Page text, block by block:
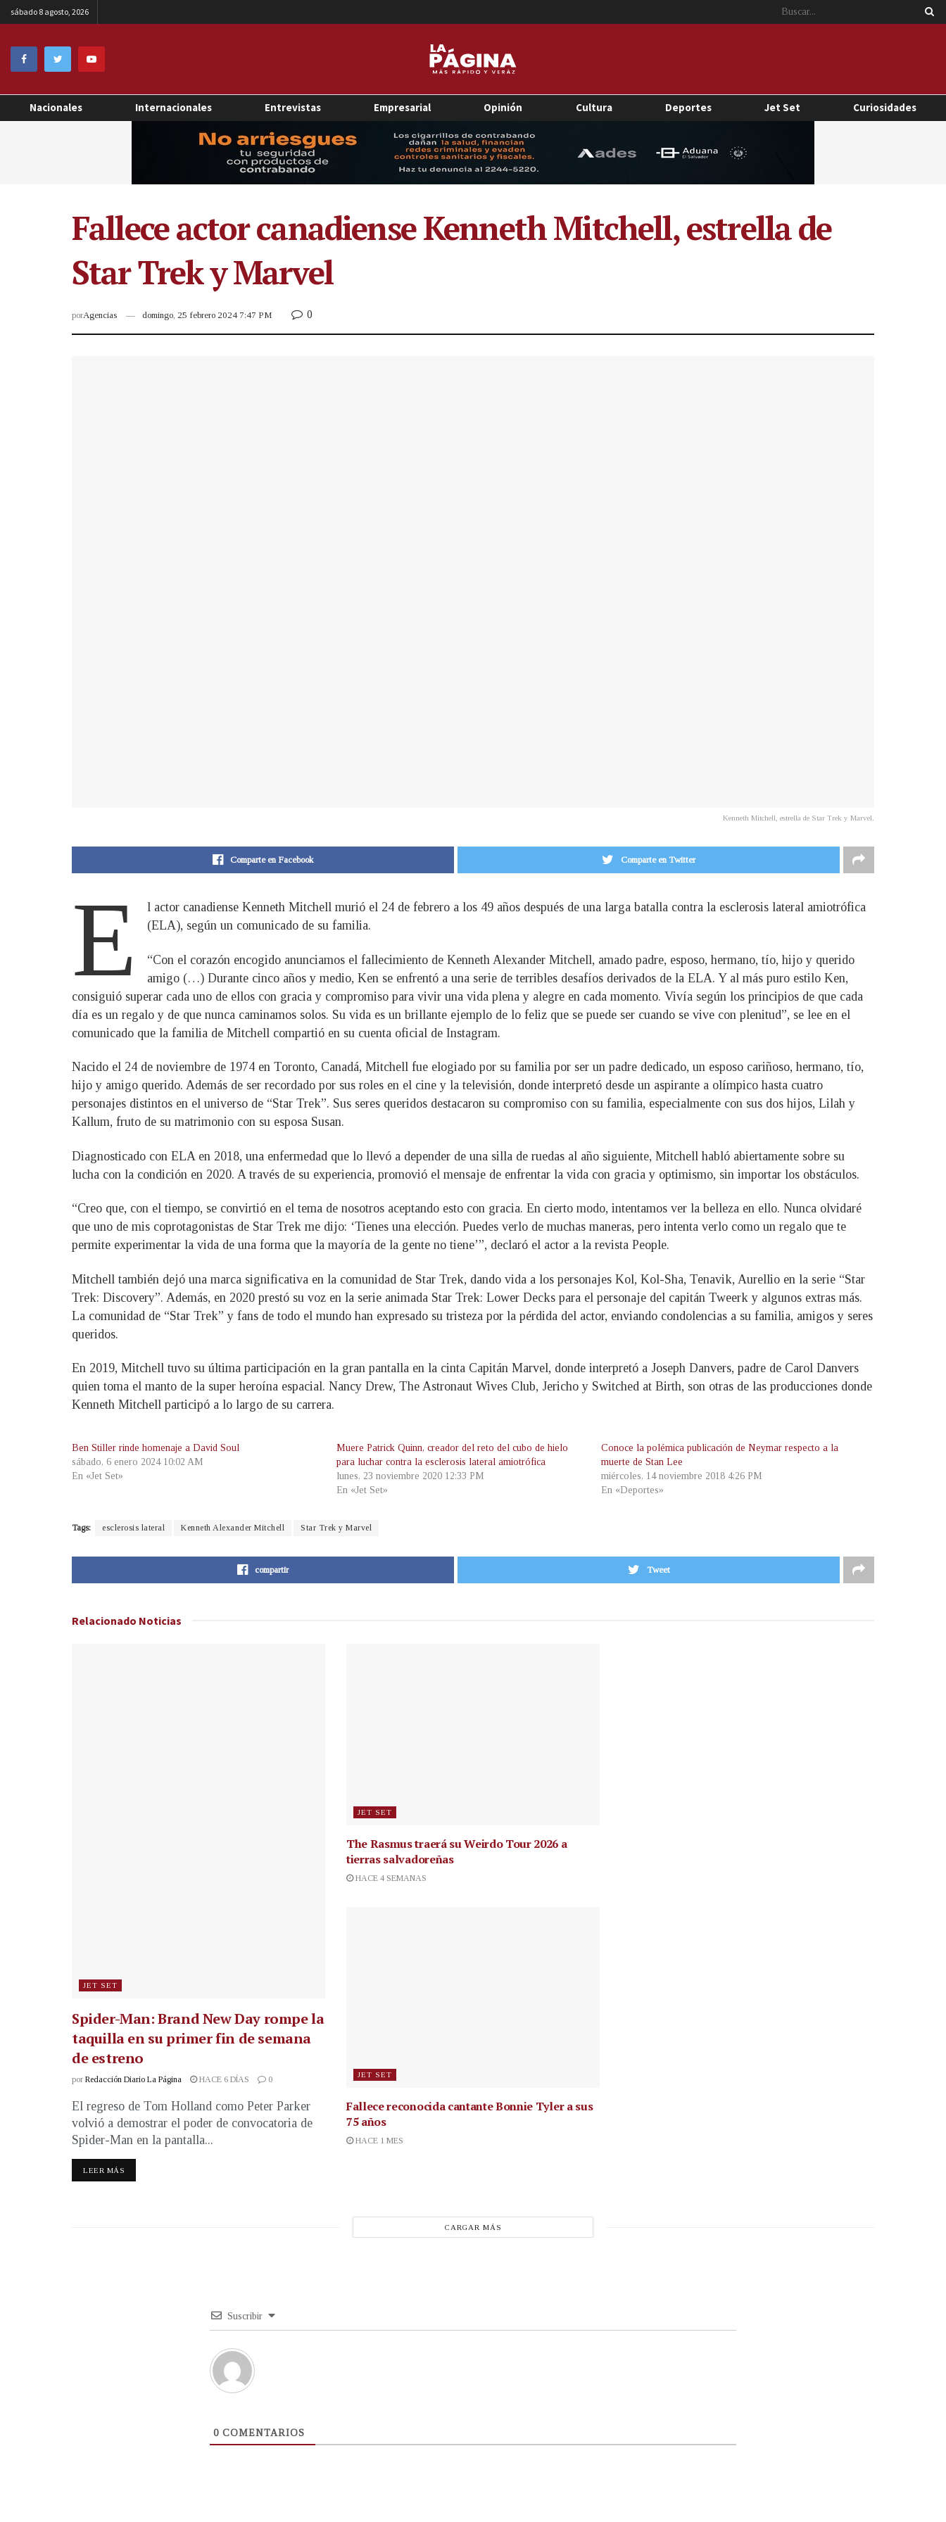
sábado 8 agosto, 2026
Nacionales Internacionales Entrevistas Empresarial Opinión Cultura Deportes Jet Set Curiosidades
Fallece actor canadiense Kenneth Mitchell, estrella de
Star Trek y Marvel
porAgencias domingo, 25 febrero 2024 7:47 PM 0
Kenneth Mitchell, estrella de Star Trek y Marvel.
Comparte en Facebook Comparte en Twitter
E
l actor canadiense Kenneth Mitchell murió el 24 de febrero a los 49 años después de una larga batalla contra la esclerosis lateral amiotrófica
(ELA), según un comunicado de su familia.
“Con el corazón encogido anunciamos el fallecimiento de Kenneth Alexander Mitchell, amado padre, esposo, hermano, tío, hijo y querido
amigo (…) Durante cinco años y medio, Ken se enfrentó a una serie de terribles desafíos derivados de la ELA. Y al más puro estilo Ken,
consiguió superar cada uno de ellos con gracia y compromiso para vivir una vida plena y alegre en cada momento. Vivía según los principios de que cada
día es un regalo y de que nunca caminamos solos. Su vida es un brillante ejemplo de lo feliz que se puede ser cuando se vive con plenitud”, se lee en el
comunicado que la familia de Mitchell compartió en su cuenta oficial de Instagram.
Nacido el 24 de noviembre de 1974 en Toronto, Canadá, Mitchell fue elogiado por su familia por ser un padre dedicado, un esposo cariñoso, hermano, tío,
hijo y amigo querido. Además de ser recordado por sus roles en el cine y la televisión, donde interpretó desde un aspirante a olímpico hasta cuatro
personajes distintos en el universo de “Star Trek”. Sus seres queridos destacaron su compromiso con su familia, especialmente con sus dos hijos, Lilah y
Kallum, fruto de su matrimonio con su esposa Susan.
Diagnosticado con ELA en 2018, una enfermedad que lo llevó a depender de una silla de ruedas al año siguiente, Mitchell habló abiertamente sobre su
lucha con la condición en 2020. A través de su experiencia, promovió el mensaje de enfrentar la vida con gracia y optimismo, sin importar los obstáculos.
“Creo que, con el tiempo, se convirtió en el tema de nosotros aceptando esto con gracia. En cierto modo, intentamos ver la belleza en ello. Nunca olvidaré
que uno de mis coprotagonistas de Star Trek me dijo: ‘Tienes una elección. Puedes verlo de muchas maneras, pero intenta verlo como un regalo que te
permite experimentar la vida de una forma que la mayoría de la gente no tiene’”, declaró el actor a la revista People.
Mitchell también dejó una marca significativa en la comunidad de Star Trek, dando vida a los personajes Kol, Kol-Sha, Tenavik, Aurellio en la serie “Star
Trek: Discovery”. Además, en 2020 prestó su voz en la serie animada Star Trek: Lower Decks para el personaje del capitán Tweerk y algunos extras más.
La comunidad de “Star Trek” y fans de todo el mundo han expresado su tristeza por la pérdida del actor, enviando condolencias a su familia, amigos y seres
queridos.
En 2019, Mitchell tuvo su última participación en la gran pantalla en la cinta Capitán Marvel, donde interpretó a Joseph Danvers, padre de Carol Danvers
quien toma el manto de la super heroína espacial. Nancy Drew, The Astronaut Wives Club, Jericho y Switched at Birth, son otras de las producciones donde
Kenneth Mitchell participó a lo largo de su carrera.
Ben Stiller rinde homenaje a David Soul
sábado, 6 enero 2024 10:02 AM
En «Jet Set»
Muere Patrick Quinn, creador del reto del cubo de hielo
para luchar contra la esclerosis lateral amiotrófica
lunes, 23 noviembre 2020 12:33 PM
En «Jet Set»
Conoce la polémica publicación de Neymar respecto a la
muerte de Stan Lee
miércoles, 14 noviembre 2018 4:26 PM
En «Deportes»
Tags: esclerosis lateral Kenneth Alexander Mitchell Star Trek y Marvel
compartir Tweet
Relacionado Noticias
JET SET
Spider-Man: Brand New Day rompe la
taquilla en su primer fin de semana
de estreno
por Redacción Diario La Página HACE 6 DÍAS 0
El regreso de Tom Holland como Peter Parker
volvió a demostrar el poder de convocatoria de
Spider-Man en la pantalla...
LEER MÁS
JET SET
The Rasmus traerá su Weirdo Tour 2026 a
tierras salvadoreñas
HACE 4 SEMANAS
JET SET
Fallece reconocida cantanteBonnie Tyler a sus
75 años
HACE 1 MES
CARGAR MÁS
Suscribir
0 COMENTARIOS